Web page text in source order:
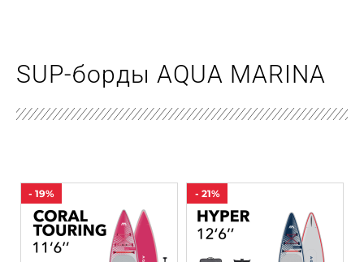
SUP-борды AQUA MARINA
- 19%
Первоначальная
цена
составляла
39
686 ₽.
Текущая
32
300 ₽.
- 21%
составляла
700 ₽.
39
100 ₽.